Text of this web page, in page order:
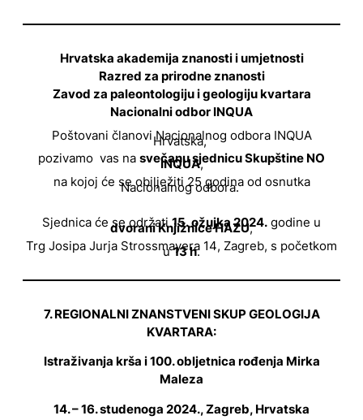
Hrvatska akademija znanosti i umjetnosti
Razred za prirodne znanosti
Zavod za paleontologiju i geologiju kvartara
Nacionalni odbor INQUA
Poštovani članovi Nacionalnog odbora INQUA
Hrvatska,
pozivamo vas na svečanu sjednicu Skupštine NO
INQUA,
na kojoj će se obilježiti 25 godina od osnutka
Nacionalnog odbora.
Sjednica će se održati15. ožujka 2024. godine u
dvorani Knjižnice HAZU,
Trg Josipa Jurja Strossmayera 14, Zagreb, s početkom
u13 h.
7. REGIONALNI ZNANSTVENI SKUP GEOLOGIJA
KVARTARA:
Istraživanja krša i 100. obljetnica rođenja Mirka
Maleza
14. – 16. studenoga 2024., Zagreb, Hrvatska